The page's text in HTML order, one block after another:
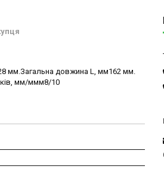
мм.Загальна довжина L, мм162 мм.
мм/ммм8/10